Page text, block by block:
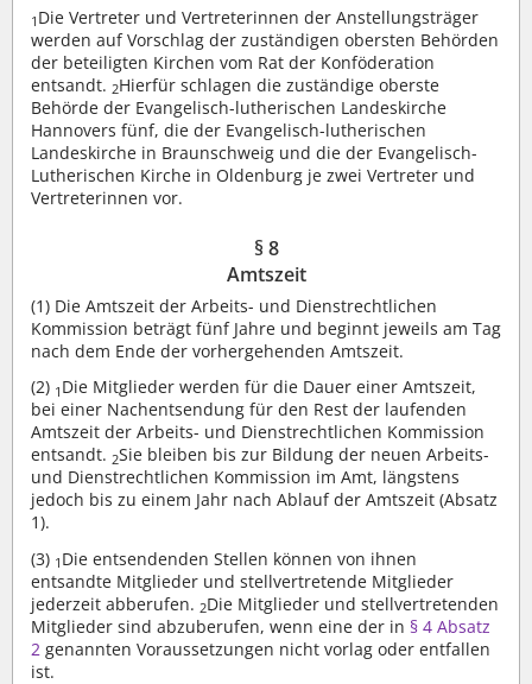
1 Die Vertreter und Vertreterinnen der Anstellungsträger
werden auf Vorschlag der zuständigen obersten Behörden
der beteiligten Kirchen vom Rat der Konföderation
entsandt. 2Hierfür schlagen die zuständige oberste
Behörde der Evangelisch-lutherischen Landeskirche
Hannovers fünf, die der Evangelisch-lutherischen
Landeskirche in Braunschweig und die der Evangelisch-
Lutherischen Kirche in Oldenburg je zwei Vertreter und
Vertreterinnen vor.
§ 8
Amtszeit
(1) Die Amtszeit der Arbeits- und Dienstrechtlichen
Kommission beträgt fünf Jahre und beginnt jeweils am Tag
nach dem Ende der vorhergehenden Amtszeit.
(2) 1 Die Mitglieder werden für die Dauer einer Amtszeit,
bei einer Nachentsendung für den Rest der laufenden
Amtszeit der Arbeits- und Dienstrechtlichen Kommission
entsandt. 2Sie bleiben bis zur Bildung der neuen Arbeits-
und Dienstrechtlichen Kommission im Amt, längstens
jedoch bis zu einem Jahr nach Ablauf der Amtszeit (Absatz
1).
(3) 1 Die entsendenden Stellen können von ihnen
entsandte Mitglieder und stellvertretende Mitglieder
jederzeit abberufen. 2Die Mitglieder und stellvertretenden
Mitglieder sind abzuberufen, wenn eine der in § 4 Absatz
2 genannten Voraussetzungen nicht vorlag oder entfallen
ist.